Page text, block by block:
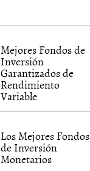
Mejores Fondos de
Inversión
Garantizados de
Rendimiento
Variable
Los Mejores Fondos
de Inversión
Monetarios